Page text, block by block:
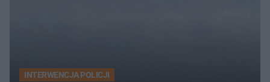
INTERWENCJA POLICJI